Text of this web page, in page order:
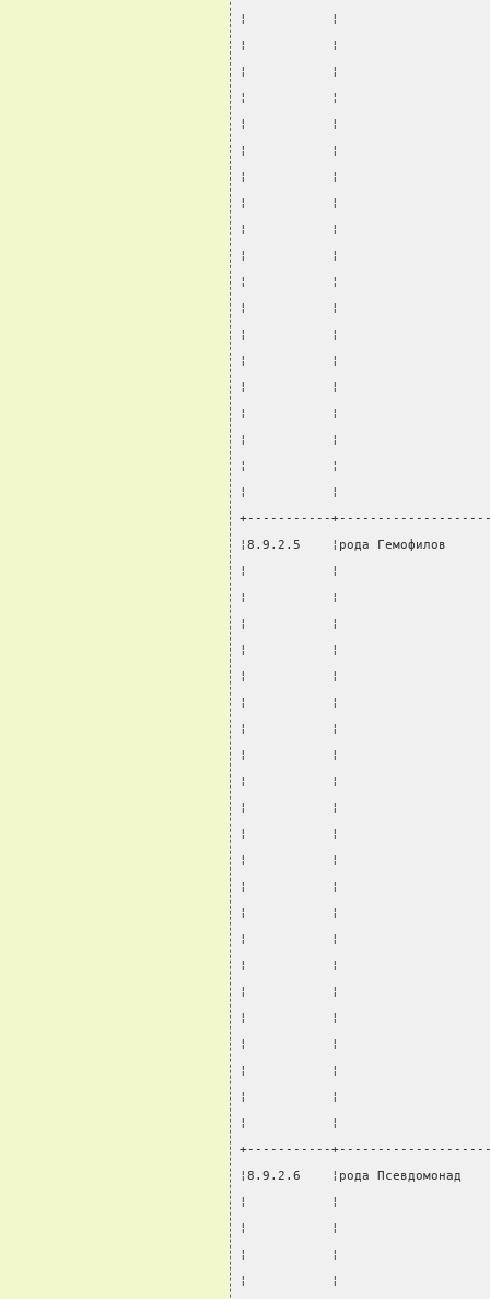
¦           ¦
¦           ¦
¦           ¦
¦           ¦
¦           ¦
¦           ¦
¦           ¦
¦           ¦
¦           ¦
¦           ¦
¦           ¦
¦           ¦
¦           ¦
¦           ¦
¦           ¦
¦           ¦
¦           ¦
¦           ¦
¦           ¦
+-----------
¦8.9.2.5    ¦рода Гемофилов
¦           ¦
¦           ¦
¦           ¦
¦           ¦
¦           ¦
¦           ¦
¦           ¦
¦           ¦
¦           ¦
¦           ¦
¦           ¦
¦           ¦
¦           ¦
¦           ¦
¦           ¦
¦           ¦
¦           ¦
¦           ¦
¦           ¦
¦           ¦
¦           ¦
¦           ¦
+-----------
¦8.9.2.6    ¦рода Псевдомонад
¦           ¦
¦           ¦
¦           ¦
¦           ¦